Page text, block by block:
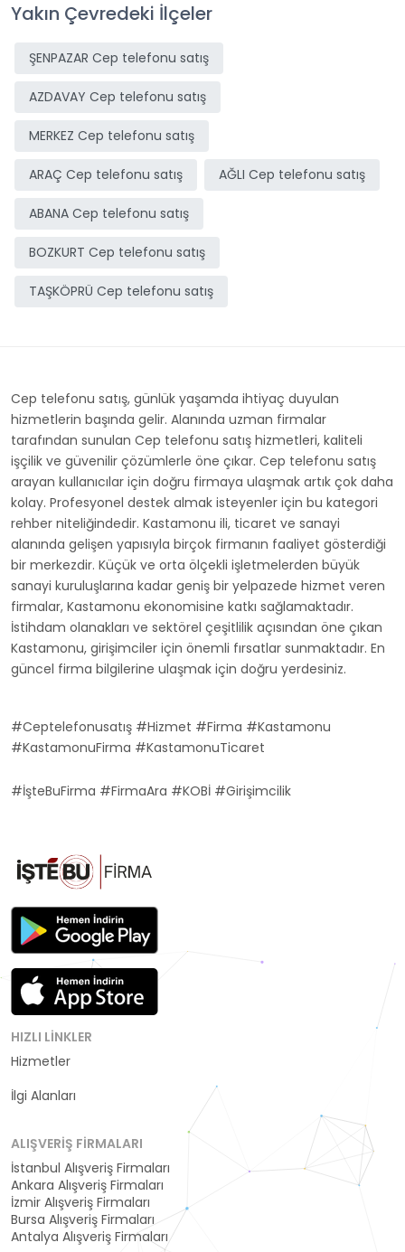
Yakın Çevredeki İlçeler
ŞENPAZAR Cep telefonu satış
AZDAVAY Cep telefonu satış
MERKEZ Cep telefonu satış
ARAÇ Cep telefonu satış AĞLI Cep telefonu satış
ABANA Cep telefonu satış
BOZKURT Cep telefonu satış
TAŞKÖPRÜ Cep telefonu satış
Cep telefonu satış, günlük yaşamda ihtiyaç duyulan
hizmetlerin başında gelir. Alanında uzman firmalar
tarafından sunulan Cep telefonu satış hizmetleri, kaliteli
işçilik ve güvenilir çözümlerle öne çıkar. Cep telefonu satış
arayan kullanıcılar için doğru firmaya ulaşmak artık çok daha
kolay. Profesyonel destek almak isteyenler için bu kategori
rehber niteliğindedir. Kastamonu ili, ticaret ve sanayi
alanında gelişen yapısıyla birçok firmanın faaliyet gösterdiği
bir merkezdir. Küçük ve orta ölçekli işletmelerden büyük
sanayi kuruluşlarına kadar geniş bir yelpazede hizmet veren
firmalar, Kastamonu ekonomisine katkı sağlamaktadır.
İstihdam olanakları ve sektörel çeşitlilik açısından öne çıkan
Kastamonu, girişimciler için önemli fırsatlar sunmaktadır. En
güncel firma bilgilerine ulaşmak için doğru yerdesiniz.
#Ceptelefonusatış #Hizmet #Firma #Kastamonu
#KastamonuFirma #KastamonuTicaret
#İşteBuFirma #FirmaAra #KOBİ #Girişimcilik
HIZLI LINKLER
Hizmetler
İlgi Alanları
ALIŞVERIŞ FIRMALARI
İstanbul Alışveriş Firmaları
Ankara Alışveriş Firmaları
İzmir Alışveriş Firmaları
Bursa Alışveriş Firmaları
Antalya Alışveriş Firmaları